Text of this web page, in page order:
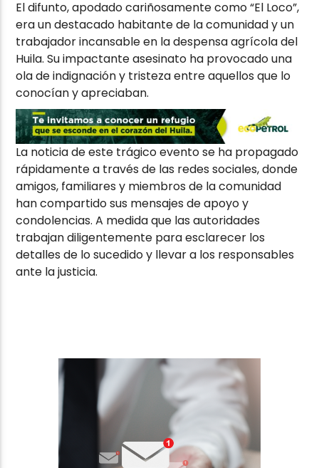
El difunto, apodado cariñosamente como “El Loco”,
era un destacado habitante de la comunidad y un
trabajador incansable en la despensa agrícola del
Huila. Su impactante asesinato ha provocado una
ola de indignación y tristeza entre aquellos que lo
conocían y apreciaban.
La noticia de este trágico evento se ha propagado
rápidamente a través de las redes sociales, donde
amigos, familiares y miembros de la comunidad
han compartido sus mensajes de apoyo y
condolencias. A medida que las autoridades
trabajan diligentemente para esclarecer los
detalles de lo sucedido y llevar a los responsables
ante la justicia.